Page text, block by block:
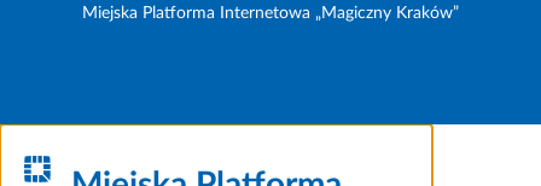
Miejska Platforma Internetowa „Magiczny Kraków”